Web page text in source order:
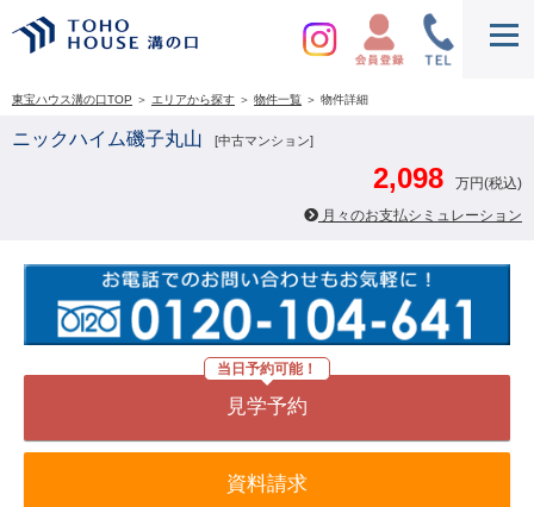
東宝ハウス溝の口TOP ＞ エリアから探す ＞ 物件一覧 ＞ 物件詳細
ニックハイム磯子丸山 [中古マンション]
2,098
万円(税込)
月々のお支払シミュレーション
当日予約可能！
見学予約
資料請求